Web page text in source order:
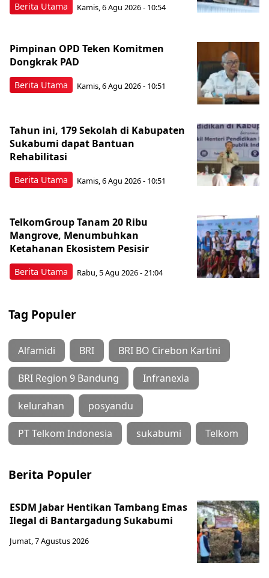
Berita Utama Kamis, 6 Agu 2026 - 10:54
Berita Utama
Pimpinan OPD Teken Komitmen
Dongkrak PAD
Kamis, 6 Agu 2026 - 10:51
Berita Utama
Tahun ini, 179 Sekolah di Kabupaten
Sukabumi dapat Bantuan
Rehabilitasi
Kamis, 6 Agu 2026 - 10:51
Berita Utama
TelkomGroup Tanam 20 Ribu
Mangrove, Menumbuhkan
Ketahanan Ekosistem Pesisir
Rabu, 5 Agu 2026 - 21:04
Tag Populer
Alfamidi BRI BRI BO Cirebon Kartini
BRI Region 9 Bandung Infranexia
kelurahan posyandu
PT Telkom Indonesia sukabumi Telkom
Berita Populer
ESDM Jabar Hentikan Tambang Emas
Ilegal di Bantargadung Sukabumi
Jumat, 7 Agustus 2026